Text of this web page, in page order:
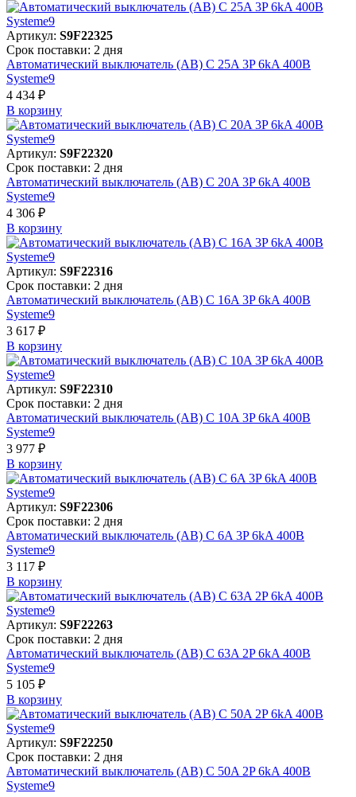
Артикул: S9F22325
Срок поставки: 2 дня
Автоматический выключатель (АВ) C 25A 3P 6kA 400В
Systeme9
4 434 ₽
В корзинy
Артикул: S9F22320
Срок поставки: 2 дня
Автоматический выключатель (АВ) C 20A 3P 6kA 400В
Systeme9
4 306 ₽
В корзинy
Артикул: S9F22316
Срок поставки: 2 дня
Автоматический выключатель (АВ) C 16A 3P 6kA 400В
Systeme9
3 617 ₽
В корзинy
Артикул: S9F22310
Срок поставки: 2 дня
Автоматический выключатель (АВ) C 10A 3P 6kA 400В
Systeme9
3 977 ₽
В корзинy
Артикул: S9F22306
Срок поставки: 2 дня
Автоматический выключатель (АВ) C 6A 3P 6kA 400В
Systeme9
3 117 ₽
В корзинy
Артикул: S9F22263
Срок поставки: 2 дня
Автоматический выключатель (АВ) C 63A 2P 6kA 400В
Systeme9
5 105 ₽
В корзинy
Артикул: S9F22250
Срок поставки: 2 дня
Автоматический выключатель (АВ) C 50A 2P 6kA 400В
Systeme9